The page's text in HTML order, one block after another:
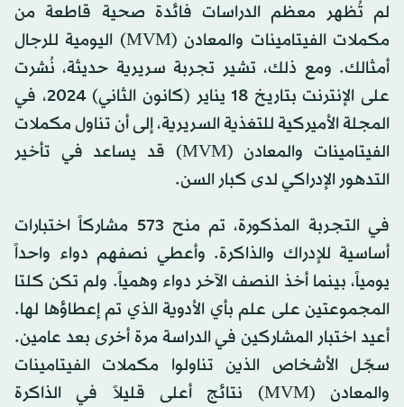
لم تُظهر معظم الدراسات فائدة صحية قاطعة من
مكملات الفيتامينات والمعادن (MVM) اليومية للرجال
أمثالك. ومع ذلك، تشير تجربة سريرية حديثة، نُشرت
على الإنترنت بتاريخ 18 يناير (كانون الثاني) 2024، في
المجلة الأميركية للتغذية السريرية، إلى أن تناول مكملات
الفيتامينات والمعادن (MVM) قد يساعد في تأخير
التدهور الإدراكي لدى كبار السن.
في التجربة المذكورة، تم منح 573 مشاركاً اختبارات
أساسية للإدراك والذاكرة. وأعطي نصفهم دواء واحداً
يومياً، بينما أخذ النصف الآخر دواء وهمياً. ولم تكن كلتا
المجموعتين على علم بأي الأدوية الذي تم إعطاؤها لها.
أعيد اختبار المشاركين في الدراسة مرة أخرى بعد عامين.
سجّل الأشخاص الذين تناولوا مكملات الفيتامينات
والمعادن (MVM) نتائج أعلى قليلاً في الذاكرة